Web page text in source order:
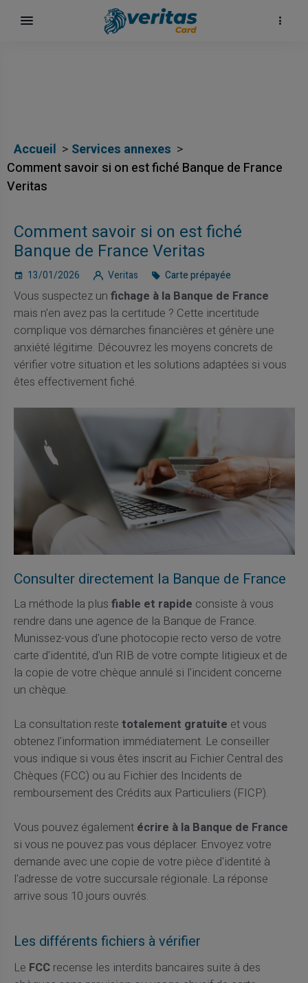
Accueil
Services annexes
Comment savoir si on est fiché Banque de France
Veritas
Comment savoir si on est fiché
Banque de France Veritas
13/01/2026 Veritas Carte prépayée
Vous suspectez un fichage à la Banque de France
mais n'en avez pas la certitude ? Cette incertitude
complique vos démarches financières et génère une
anxiété légitime. Découvrez les moyens concrets de
vérifier votre situation et les solutions adaptées si vous
êtes effectivement fiché.
Consulter directement la Banque de France
La méthode la plus fiable et rapide consiste à vous
rendre dans une agence de la Banque de France.
Munissez-vous d'une photocopie recto verso de votre
carte d'identité, d'un RIB de votre compte litigieux et de
la copie de votre chèque annulé si l'incident concerne
un chèque.
La consultation reste totalement gratuite et vous
obtenez l'information immédiatement. Le conseiller
vous indique si vous êtes inscrit au Fichier Central des
Chèques (FCC) ou au Fichier des Incidents de
remboursement des Crédits aux Particuliers (FICP).
Vous pouvez également écrire à la Banque de France
si vous ne pouvez pas vous déplacer. Envoyez votre
demande avec une copie de votre pièce d'identité à
l'adresse de votre succursale régionale. La réponse
arrive sous 10 jours ouvrés.
Les différents fichiers à vérifier
Le FCCrecense les interdits bancaires suite à des